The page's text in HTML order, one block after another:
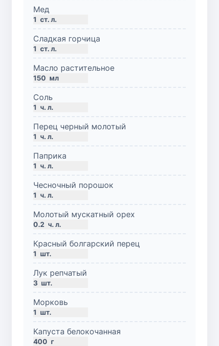
Мед
1 ст. л.
Сладкая горчица
1 ст. л.
Масло растительное
150 мл
Соль
1 ч. л.
Перец черный молотый
1 ч. л.
Паприка
1 ч. л.
Чесночный порошок
1 ч. л.
Молотый мускатный орех
0.2 ч. л.
Красный болгарский перец
1 шт.
Лук репчатый
3 шт.
Морковь
1 шт.
Капуста белокочанная
400 г